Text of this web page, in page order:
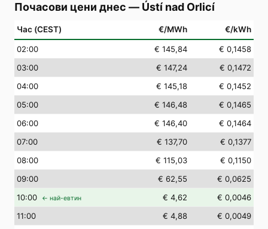
Почасови цени днес — Ústí nad Orlicí
Час (CEST) €/MWh €/kWh
02:00 € 145,84
€ 0,1458
03:00 € 147,24
€ 0,1472
04:00 € 145,18
€ 0,1452
05:00 € 146,48
€ 0,1465
06:00 € 146,40
€ 0,1464
07:00 € 137,70
€ 0,1377
08:00 € 115,03
€ 0,1150
09:00 € 62,55
€ 0,0625
10:00 ← най-евтин € 4,62
€ 0,0046
11:00 € 4,88
€ 0,0049